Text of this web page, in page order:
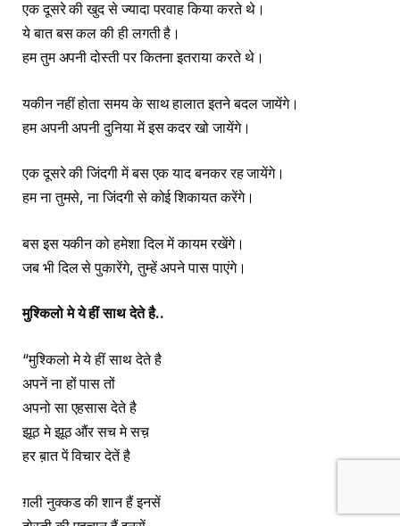
एक दूसरे की खुद से ज्यादा परवाह किया करते थे।
ये बात बस कल की ही लगती है।
हम तुम अपनी दोस्ती पर कितना इतराया करते थे।
यकीन नहीं होता समय के साथ हालात इतने बदल जायेंगे।
हम अपनी अपनी दुनिया में इस कदर खो जायेंगे।
एक दूसरे की जिंदगी में बस एक याद बनकर रह जायेंगे।
हम ना तुमसे, ना जिंदगी से कोई शिकायत करेंगे।
बस इस यकीन को हमेशा दिल में कायम रखेंगे।
जब भी दिल से पुकारेंगे, तुम्हें अपने पास पाएंगे।
मुश्किलो मे ये हीं साथ देते है..
“मुश्किलो मे ये हीं साथ देते है
अपनें ना हों पास तों
अपनो सा एहसास देते है
झूठ मे झूठ औंर सच मे सच़
हर ब़ात पें विचार देतें है
ग़ली नुक्कड की शान हैं इनसें